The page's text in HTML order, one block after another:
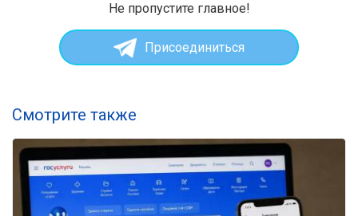
Не пропустите главное!
Присоединиться
Смотрите также